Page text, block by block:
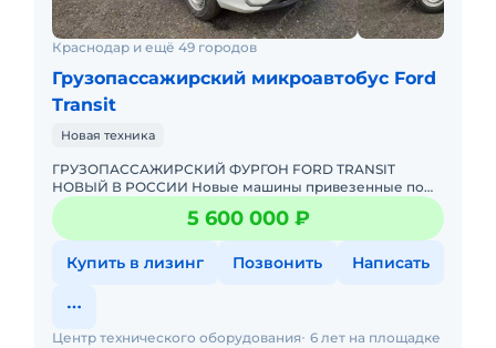
Краснодар и ещё 49 городов
Грузопассажирский микроавтобус Ford
Transit
Новая техника
ГРУЗОПАССАЖИРСКИЙ ФУРГОН FORD TRANSIT
НОВЫЙ В РОССИИ Новые машины привезенные по
параллельному импорту. Белое таможенное
оформление и полный пакет документов
5 600 000 ₽
Купить в лизинг Позвонить Написать
Центр технического оборудования 6 лет на площадке